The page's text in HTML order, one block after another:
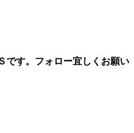
です。フォロー宜しくお願い